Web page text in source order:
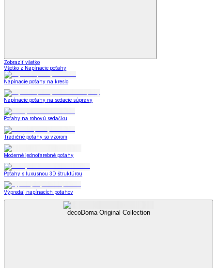
Zobraziť všetko
Všetko z Napínacie poťahy
Napínacie poťahy na kreslo
Napínacie poťahy na sedacie súpravy
Poťahy na rohovú sedačku
Tradičné poťahy so vzorom
Moderné jednofarebné poťahy
Poťahy s luxusnou 3D štruktúrou
Výpredaj napínacích poťahov
decoDoma Original Collection